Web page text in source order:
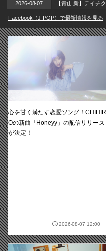
2026-08-07
Facebook（J-POP）で最新情報を見る
心を甘く満たす恋愛ソング！CHIHIR
Oの新曲「Honeyy」の配信リリース
が決定！
2026-08-07 12:00